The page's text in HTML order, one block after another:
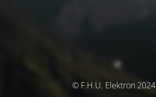
© F.H.U. Elektron 2024